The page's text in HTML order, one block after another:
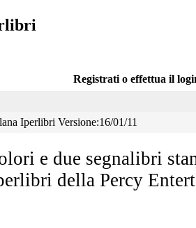
Registrati o effettua il
Iperlibri Versione:16/01/11
e due segnalibri
della Percy